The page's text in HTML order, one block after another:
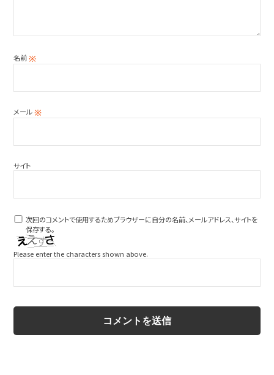
名前※
メール※
サイト
次回のコメントで使用するためブラウザーに自分の名前、メールアドレス、サイトを
保存する。
Please enter the characters shown above.